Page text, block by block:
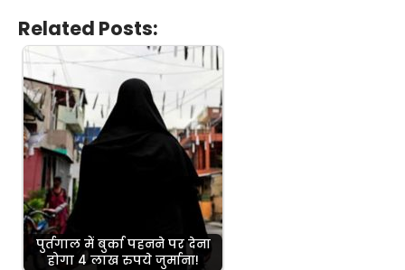
Related Posts:
पुर्तगाल में बुर्का पहनने पर देना
होगा 4 लाख रुपये जुर्माना!